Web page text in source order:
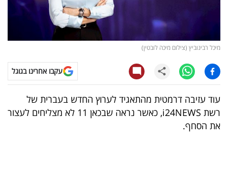
ויראלי
עסקי
ספורט
קריירה
מיכל רבינוביץ (צילום מיכה לובטין)
עקבו אחרינו בגוגל
עוד עזיבה דרמטית מהתאגיד לערוץ החדש בעברית של
רשת i24NEWS, כאשר נראה שבכאן 11 לא מצליחים לעצור
את הסחף.